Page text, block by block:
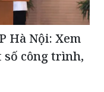
Nội: Xem